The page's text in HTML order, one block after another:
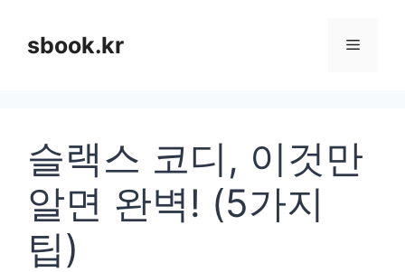
sbook.kr 메
슬랙스 코디, 이것만
알면 완벽! (5가지
팁)